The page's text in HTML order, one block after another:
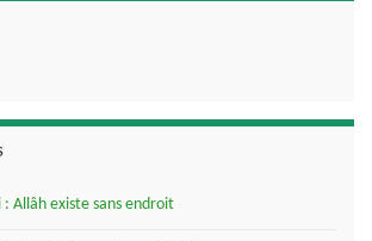
Allâh existe sans endroit